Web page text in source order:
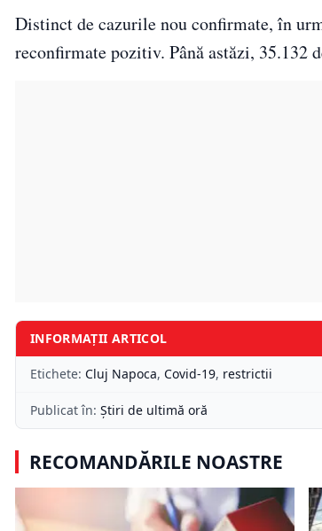
Distinct de cazurile nou confirmate, în
reconfirmate pozitiv. Până astăzi, 35.132
INFORMAȚII ARTICOL
Etichete: Cluj Napoca, Covid-19, restrictii
Publicat în: Știri de ultimă oră
RECOMANDĂRILE NOASTRE